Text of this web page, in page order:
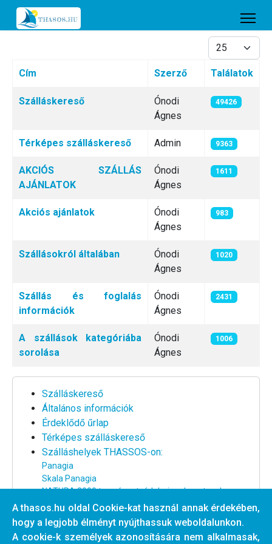
Tételek #
Cím Szerző Találatok
Szálláskereső
Ónodi
Ágnes
49426
Térképes szálláskereső Admin 9363
AKCIÓS SZÁLLÁS
AJÁNLATOK
Ónodi
Ágnes
1611
Akciós ajánlatok
Ónodi
Ágnes
983
Szállásokról általában
Ónodi
Ágnes
1020
Szállás és foglalás
információk
Ónodi
Ágnes
2431
A szállások kategóriába
sorolása
Ónodi
Ágnes
1006
Szálláskereső
Általános információk
Érdeklődő űrlap
Térképes szálláskereső
Szálláshelyek THASSOS-on:
Panagia
Skala Panagia
NATURA 2000 természetvédelmi park partszakasz
Nagy strand környéke
Centrum és a nagy strand között
Centrum partszakasz
A thasos.hu oldal Cookie-kat használ annak érdekében,
hogy a legjobb élményt nyújthassuk weboldalunkon.
A cookie-k személyek azonosítására nem alkalmasak,